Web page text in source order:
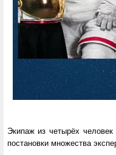
Экипаж из четырёх
постановки множества